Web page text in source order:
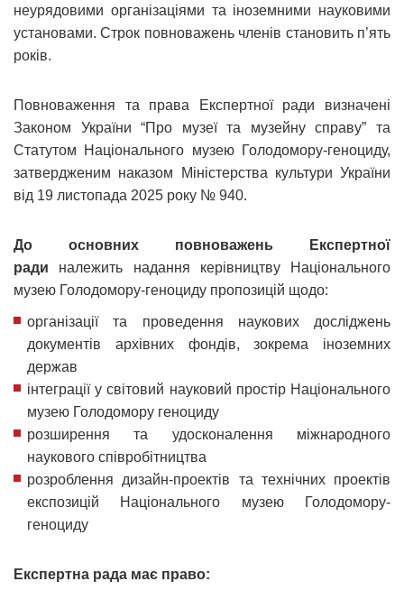
неурядовими організаціями та іноземними науковими
установами. Строк повноважень членів становить п’ять
років.
Повноваження та права Експертної ради визначені
Законом України “Про музеї та музейну справу” та
Статутом Національного музею Голодомору-геноциду,
затвердженим наказом Міністерства культури України
від 19 листопада 2025 року № 940.
До основних повноважень
Експертної
ради належить надання керівництву Національного
музею Голодомору-геноциду пропозицій щодо:
організації та проведення наукових досліджень
документів архівних фондів, зокрема іноземних
держав
інтеграції у світовий науковий простір Національного
музею Голодомору геноциду
розширення та удосконалення міжнародного
наукового співробітництва
розроблення дизайн-проектів та технічних проектів
експозицій Національного музею Голодомору-
геноциду
Експертна рада має право: